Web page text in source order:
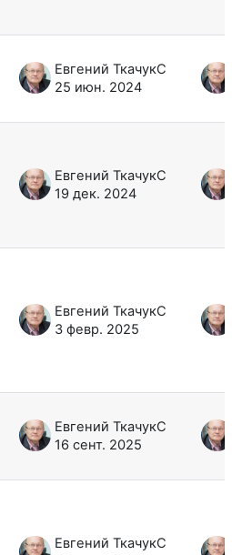
Евгений ТкачукС
25 июн. 2024
Евгений ТкачукС
19 дек. 2024
Евгений ТкачукС
3 февр. 2025
Евгений ТкачукС
16 сент. 2025
Евгений ТкачукС